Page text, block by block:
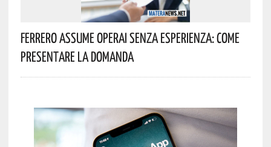
Ferrero Assume Operai Senza Esperienza: Come
Presentare La Domanda